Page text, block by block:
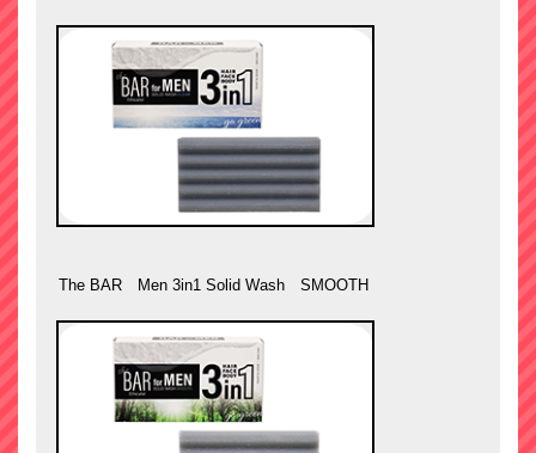
The BAR Men 3in1 Solid Wash SMOOTH